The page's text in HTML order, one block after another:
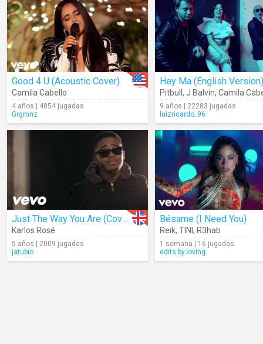
Good 4 U (Acoustic Cover)
Camila Cabello
4 años | 4854 jugadas
Grgmnz
Hey Ma (English Version)
Pitbull , J Balvin, Camila
9 años | 22283 jugadas
luizricardo_96
Just The Way You Are (Cover)
Karlos Rosé
5 años | 2009 jugadas
jatubio
Bésame (I Need You)
Reik, TINI , R3hab
1 semana | 16 jugadas
edits.by.loving